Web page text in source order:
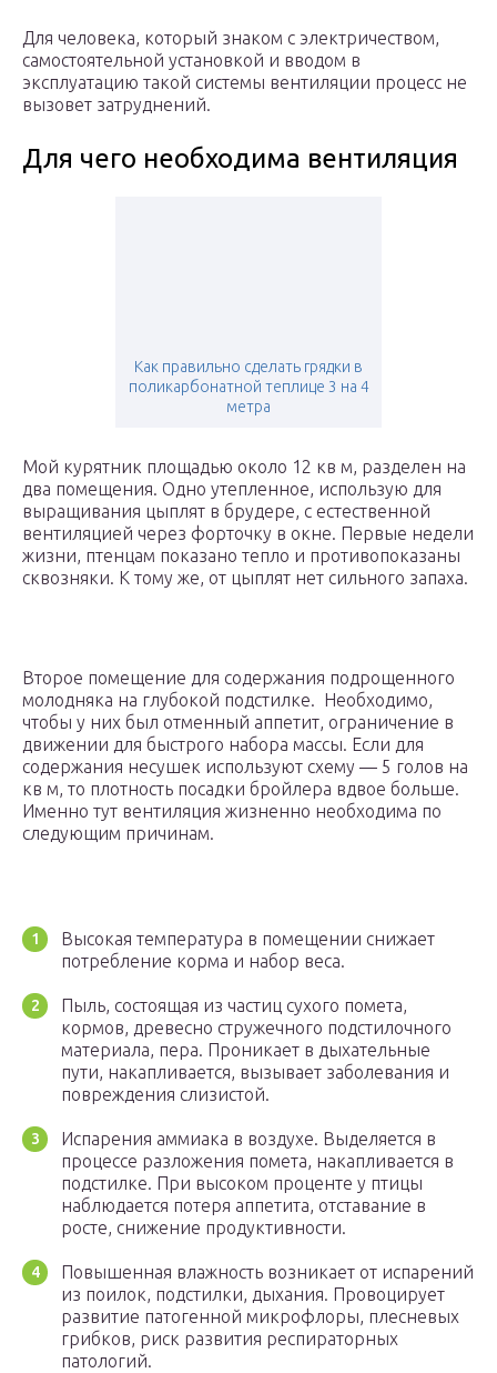
Для человека, который знаком с электричеством,
самостоятельной установкой и вводом в
эксплуатацию такой системы вентиляции процесс не
вызовет затруднений.
Для чего необходима вентиляция
Как правильно сделать грядки в
поликарбонатной теплице 3 на 4
метра
Мой курятник площадью около 12 кв м, разделен на
два помещения. Одно утепленное, использую для
выращивания цыплят в брудере, с естественной
вентиляцией через форточку в окне. Первые недели
жизни, птенцам показано тепло и противопоказаны
сквозняки. К тому же, от цыплят нет сильного запаха.
Второе помещение для содержания подрощенного
молодняка на глубокой подстилке. Необходимо,
чтобы у них был отменный аппетит, ограничение в
движении для быстрого набора массы. Если для
содержания несушек используют схему — 5 голов на
кв м, то плотность посадки бройлера вдвое больше.
Именно тут вентиляция жизненно необходима по
следующим причинам.
Высокая температура в помещении снижает
потребление корма и набор веса.
Пыль, состоящая из частиц сухого помета,
кормов, древесно стружечного подстилочного
материала, пера. Проникает в дыхательные
пути, накапливается, вызывает заболевания и
повреждения слизистой.
Испарения аммиака в воздухе. Выделяется в
процессе разложения помета, накапливается в
подстилке. При высоком проценте у птицы
наблюдается потеря аппетита, отставание в
росте, снижение продуктивности.
Повышенная влажность возникает от испарений
из поилок, подстилки, дыхания. Провоцирует
развитие патогенной микрофлоры, плесневых
грибков, риск развития респираторных
патологий.